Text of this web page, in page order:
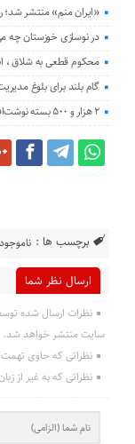
«ایران منم» منتشر
در نوسازی خوزستان چه
محکوم قطعی به شلاق ،
گام بلند برای بلوغ
۲ هزار و ۵۰۰ بسته نوشت‌افزار به دانش‌آموزان خوزستان رسید
برچسب ها : ناموجود
ارسال نظر شما
نظرات ارسال شده
سایت منتشر خواهد شد.
نظراتی که حاوی تهمت
نظراتی که به غیر از